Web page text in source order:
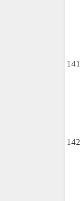
141
142